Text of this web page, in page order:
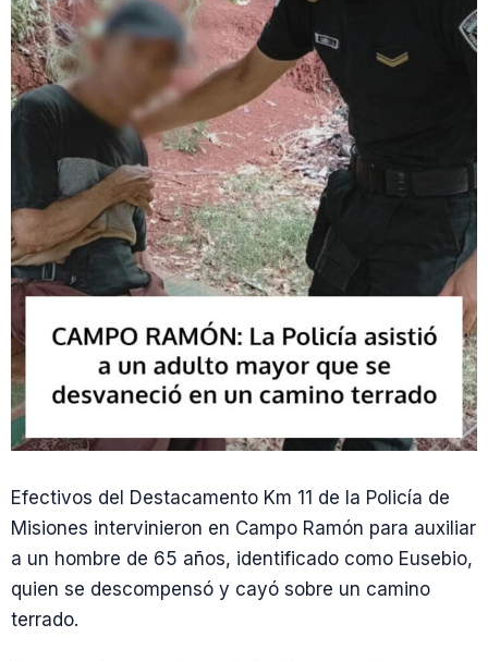
Efectivos del Destacamento Km 11 de la Policía de
Misiones intervinieron en Campo Ramón para auxiliar
a un hombre de 65 años, identificado como Eusebio,
quien se descompensó y cayó sobre un camino
terrado.